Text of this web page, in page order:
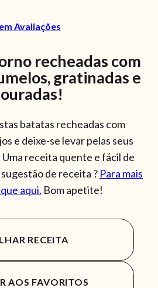
Avaliações
recheadas com
gratinadas e
batatas recheadas com
e deixe-se levar pelas seus
Uma receita quente e fácil de
de receita ? Para mais
aqui. Bom apetite!
RECEITA
AOS FAVORITOS